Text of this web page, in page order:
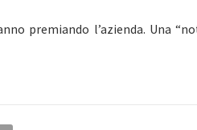
premiando l’azienda. Una